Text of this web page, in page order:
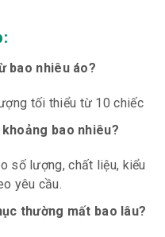
bao nhiêu áo?
tối thiểu từ 10 chiếc
bao nhiêu?
số lượng, chất liệu, kiểu
yêu cầu.
thường mất bao lâu?